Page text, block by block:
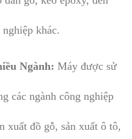
khác.
Ngành: Máy được sử
các ngành công nghiệp
xuất đồ gỗ, sản xuất ô tô,